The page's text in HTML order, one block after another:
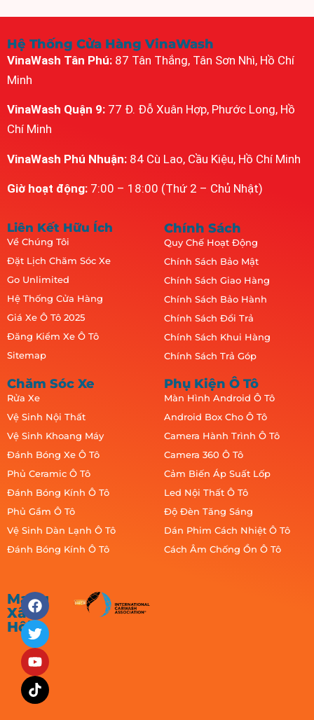
Hệ Thống Cửa Hàng VinaWash
VinaWash Tân Phú: 87 Tân Thắng, Tân Sơn Nhì, Hồ Chí
Minh
VinaWash Quận 9: 77 Đ. Đỗ Xuân Hợp, Phước Long, Hồ
Chí Minh
VinaWash Phú Nhuận: 84 Cù Lao, Cầu Kiệu, Hồ Chí Minh
Giờ hoạt động: 7:00 – 18:00 (Thứ 2 – Chủ Nhật)
Liên Kết Hữu Ích
Về Chúng Tôi
Đặt Lịch Chăm Sóc Xe
Go Unlimited
Hệ Thống Cửa Hàng
Giá Xe Ô Tô 2025
Đăng Kiểm Xe Ô Tô
Sitemap
Chính Sách
Quy Chế Hoạt Động
Chính Sách Bảo Mật
Chính Sách Giao Hàng
Chính Sách Bảo Hành
Chính Sách Đổi Trả
Chính Sách Khui Hàng
Chính Sách Trả Góp
Chăm Sóc Xe
Rửa Xe
Vệ Sinh Nội Thất
Vệ Sinh Khoang Máy
Đánh Bóng Xe Ô Tô
Phủ Ceramic Ô Tô
Đánh Bóng Kính Ô Tô
Phủ Gầm Ô Tô
Vệ Sinh Dàn Lạnh Ô Tô
Đánh Bóng Kính Ô Tô
Phụ Kiện Ô Tô
Màn Hình Android Ô Tô
Android Box Cho Ô Tô
Camera Hành Trình Ô Tô
Camera 360 Ô Tô
Cảm Biến Áp Suất Lốp
Led Nội Thất Ô Tô
Độ Đèn Tăng Sáng
Dán Phim Cách Nhiệt Ô Tô
Cách Âm Chống Ồn Ô Tô
Mạng
Xã
Hội